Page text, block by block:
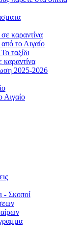
καραντίνα
το Αιγαίο
ταξίδι
καραντίνα
2025-2026
Αιγαίο
- Σκοποί